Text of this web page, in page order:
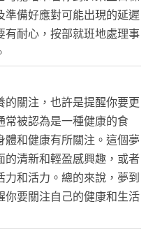
準備好應對可能出現的延遲
有耐心，按部就班地處理事
的關注，也許是提醒你要更
常被認為是一種健康的食
體和健康有所關注。這個夢
的清新和輕盈感興趣，或者
和活力。總的來說，夢到
你要關注自己的健康和生活